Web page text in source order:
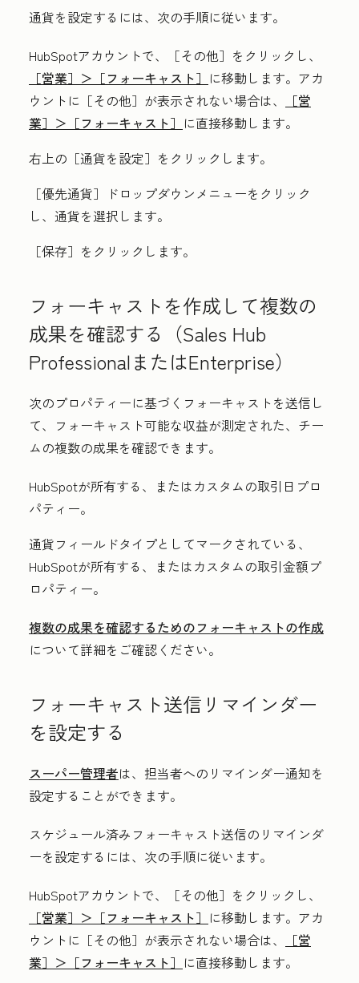
通貨を設定するには、次の手順に従います。
HubSpotアカウントで、
［その他］をクリックし、
［営業］＞ ［フォーキャスト］ に移動します。アカ
ウントに ［その他］が表示されない場合は、
［営
業］＞ ［フォーキャスト］ に直接移動します。
右上の ［通貨を設定］をクリックします。
［優先通貨］
ドロップダウンメニューをクリック
し、 通貨を選択します。
［保存］ をクリックします。
フォーキャストを作成して複数の
成果を確認する（Sales Hub
ProfessionalまたはEnterprise）
次のプロパティーに基づくフォーキャストを送信し
て、フォーキャスト可能な収益が測定された、チー
ムの複数の成果を確認できます。
HubSpotが所有する、またはカスタムの取引日プロ
パティー。
通貨フィールドタイプとしてマークされている、
HubSpotが所有する、またはカスタムの取引金額プ
ロパティー。
複数の成果を確認するためのフォーキャストの作成
について詳細をご確認ください。
フォーキャスト送信リマインダー
を設定する
スーパー管理者は、担当者へのリマインダー通知を
設定することができます。
スケジュール済みフォーキャスト送信のリマインダ
ーを設定するには、次の手順に従います。
HubSpotアカウントで、
［その他］をクリックし、
［営業］＞ ［フォーキャスト］ に移動します。アカ
ウントに ［その他］が表示されない場合は、
［営
業］＞ ［フォーキャスト］ に直接移動します。